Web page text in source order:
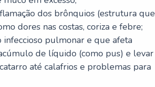
dos brônquios (estrutura que
dores nas costas, coriza e febre;
pulmonar e que afeta
de líquido (como pus) e levar
até calafrios e problemas para